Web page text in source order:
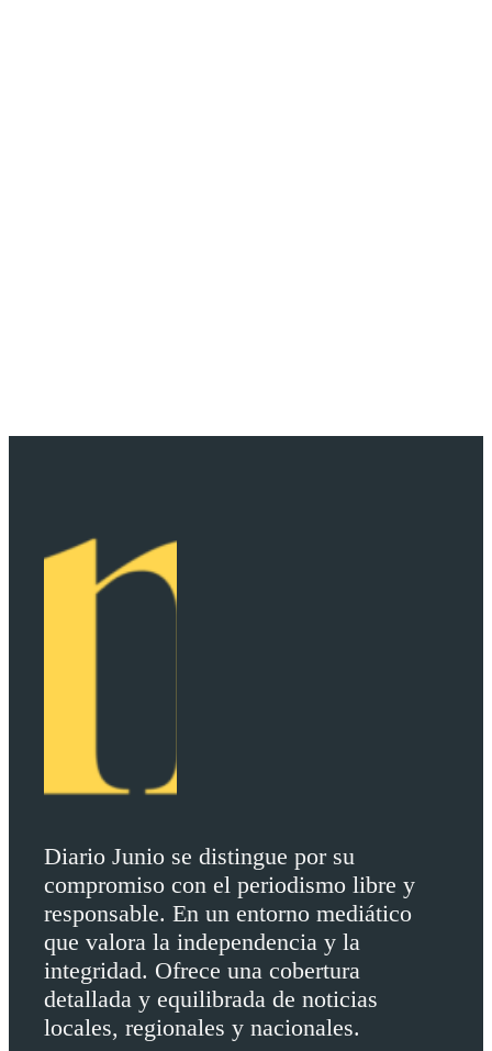
Diario Junio se distingue por su
compromiso con el periodismo libre y
responsable. En un entorno mediático
que valora la independencia y la
integridad. Ofrece una cobertura
detallada y equilibrada de noticias
locales, regionales y nacionales.